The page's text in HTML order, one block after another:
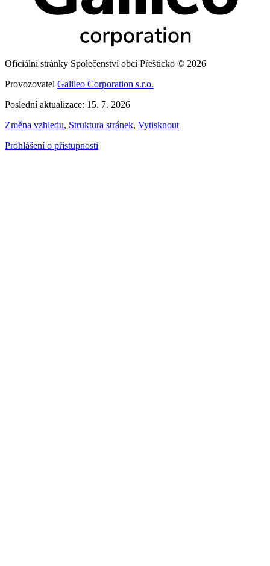
Oficiální stránky Společenství obcí Přešticko © 2026
Provozovatel Galileo Corporation s.r.o.
Poslední aktualizace: 15. 7. 2026
Změna vzhledu, Struktura stránek, Vytisknout
Prohlášení o přístupnosti